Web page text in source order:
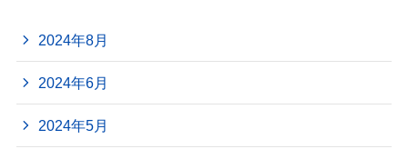
2024年8月
2024年6月
2024年5月